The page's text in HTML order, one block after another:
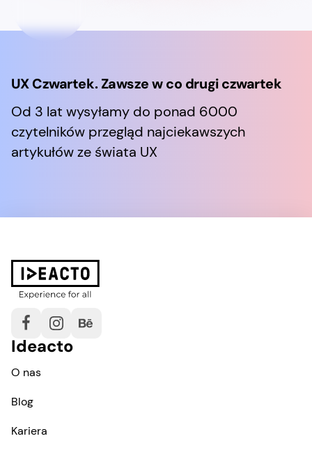
UX Czwartek. Zawsze w co drugi czwartek
Od 3 lat wysyłamy do ponad 6000
czytelników przegląd najciekawszych
artykułów ze świata UX
Ideacto
O nas
Blog
Kariera